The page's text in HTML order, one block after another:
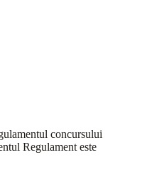
concursului
Regulament este